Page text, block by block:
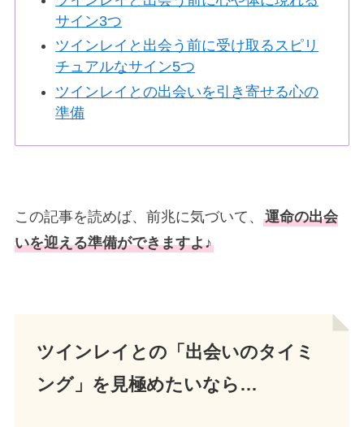
サイン3つ
ツインレイと出会う前に受け取るスピリ
チュアルなサイン5つ
ツインレイとの出会いを引き寄せる心の
準備
この記事を読めば、前兆に気づいて、 運命の出会
いを迎える準備ができますよ♪
ツインレイとの「出会いのタイミ
ング」を見極めたいなら…